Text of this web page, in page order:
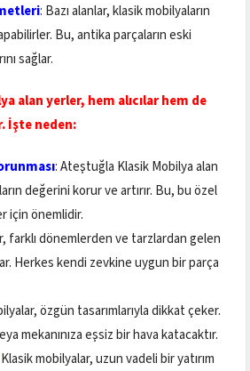
: Bazı alanlar, klasik mobilyaların
Bu, antika parçaların eski
sağlar.
alan yerler, hem alıcılar hem de
İşte neden:
: Ateştuğla Klasik Mobilya alan
değerini korur ve artırır. Bu, bu özel
için önemlidir.
farklı dönemlerden ve tarzlardan gelen
Herkes kendi zevkine uygun bir parça
özgün tasarımlarıyla dikkat çeker.
mekanınıza eşsiz bir hava katacaktır.
mobilyalar, uzun vadeli bir yatırım